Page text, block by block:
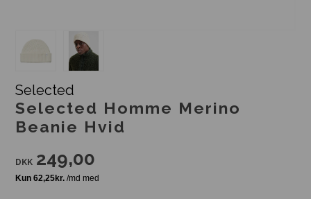
Selected
Selected Homme Merino
Beanie Hvid
DKK 249,00